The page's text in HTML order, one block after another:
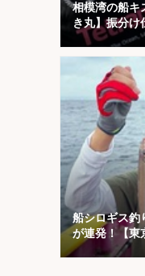
相模湾の船キ
き丸】振分け
船シロギス釣
が連発！【東
好反応